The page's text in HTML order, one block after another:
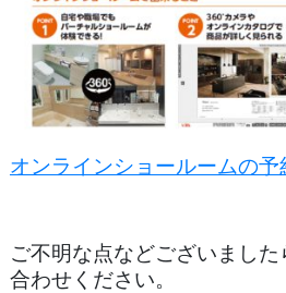
オンラインショールームの予
ご不明な点などございまし
合わせください。